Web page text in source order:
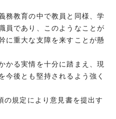
務教育の中で教員と同様、学
員であり、このようなことが
に重大な支障を来すことが懸
かる実情を十分に踏まえ、現
今後とも堅持されるよう強く
の規定により意見書を提出す